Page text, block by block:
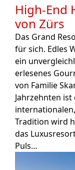
High-End
von Zürs
Das Grand
für sich. Edles
ein
erlesenes
von Familie
Jahrzehnten
Tradition wird
das
Puls…